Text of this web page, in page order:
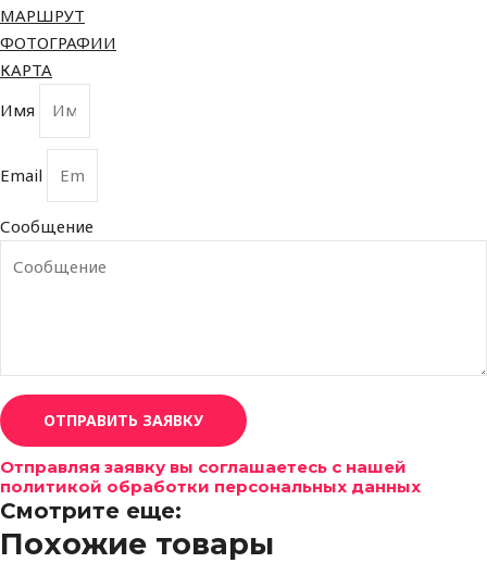
МАРШРУТ
ФОТОГРАФИИ
КАРТА
Имя
Email
Сообщение
ОТПРАВИТЬ ЗАЯВКУ
Отправляя заявку вы соглашаетесь с нашей
политикой обработки персональных данных
Смотрите еще:
Похожие товары